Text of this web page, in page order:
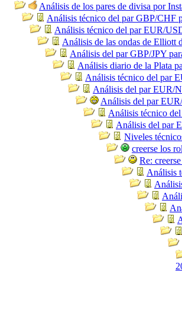
Análisis de los pares de divisa por
Análisis técnico del par GBP/CHF
Análisis técnico del par EUR/
Análisis de las ondas de Elliott
Análisis del par GBP/JPY
Análisis diario de la Plata
Análisis técnico del par
Análisis del par EUR/
Análisis del par
Análisis técnico
Análisis del par
Niveles
creerse los
Re:
Análisis